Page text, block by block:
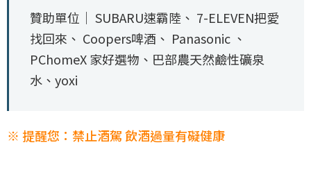
贊助單位｜ SUBARU速霸陸、 7-ELEVEN把愛
找回來、 Coopers啤酒、 Panasonic 、
PChomeX 家好選物、巴部農天然鹼性礦泉
水、yoxi
※ 提醒您：禁止酒駕 飲酒過量有礙健康